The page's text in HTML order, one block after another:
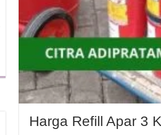
Harga Refill Apar 3